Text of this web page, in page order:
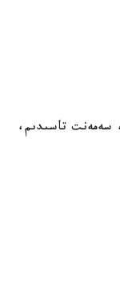
سەمەنت تاسىدىم،